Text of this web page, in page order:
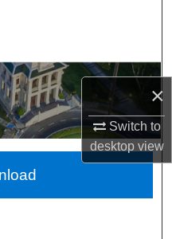
×
Switch to
desktopview
Network™